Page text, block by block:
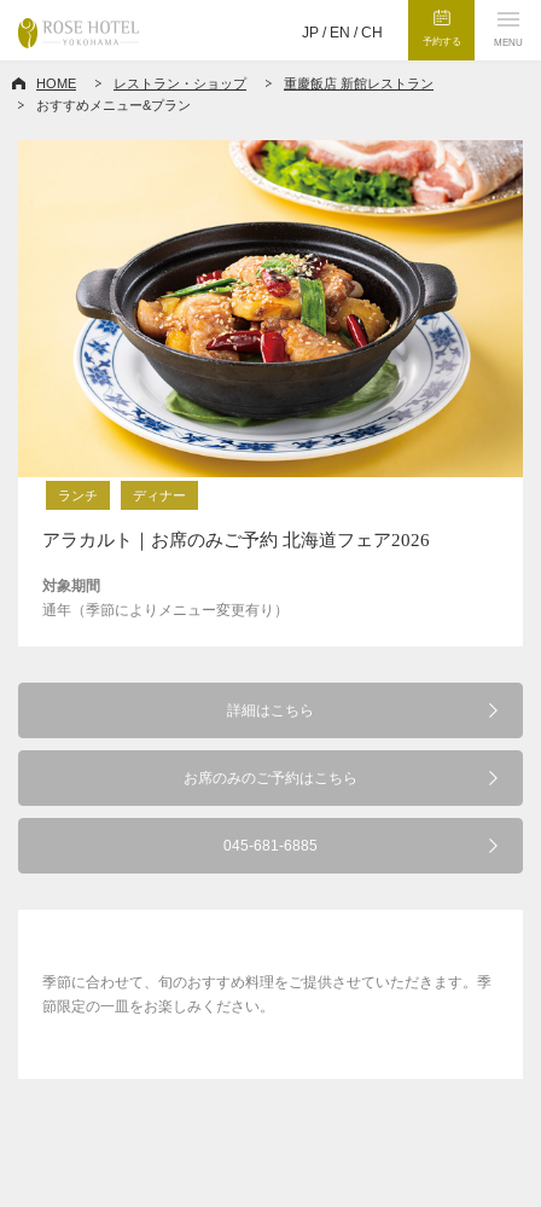
JP / EN /CH
予約する MENU
HOME レストラン・ショップ
重慶飯店 新館レストラン
おすすめメニュー&プラン
ランチ ディナー
アラカルト｜お席のみご予約 北海道フェア2026
対象期間
通年（季節によりメニュー変更有り）
詳細はこちら
お席のみのご予約はこちら
045-681-6885
季節に合わせて、旬のおすすめ料理をご提供させていただきます。季
節限定の一皿をお楽しみください。